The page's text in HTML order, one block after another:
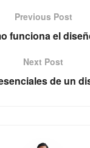
Previous Post
funciona el
Next Post
de un